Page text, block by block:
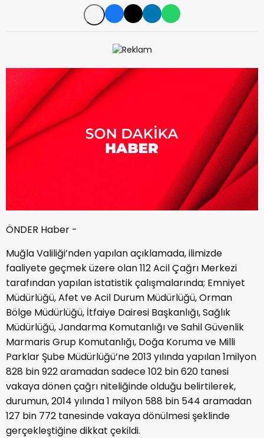
ÖNDER Haber -
Muğla Valiliği’nden yapılan açıklamada, ilimizde
faaliyete geçmek üzere olan 112 Acil Çağrı Merkezi
tarafından yapılan istatistik çalışmalarında; Emniyet
Müdürlüğü, Afet ve Acil Durum Müdürlüğü, Orman
Bölge Müdürlüğü, İtfaiye Dairesi Başkanlığı, Sağlık
Müdürlüğü, Jandarma Komutanlığı ve Sahil Güvenlik
Marmaris Grup Komutanlığı, Doğa Koruma ve Milli
Parklar Şube Müdürlüğü’ne 2013 yılında yapılan 1milyon
828 bin 922 aramadan sadece 102 bin 620 tanesi
vakaya dönen çağrı niteliğinde olduğu belirtilerek,
durumun, 2014 yılında 1 milyon 588 bin 544 aramadan
127 bin 772 tanesinde vakaya dönülmesi şeklinde
gerçekleştiğine dikkat çekildi.